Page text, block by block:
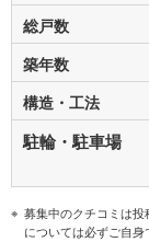
総戸数
築年数
構造・工法
駐輪・駐車場
募集中のクチコミは
については必ずご自身